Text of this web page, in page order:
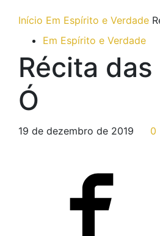
Início Em Espírito e Verdade
Em Espírito e Verdade
Récita
Ó
19 de dezembro de 2019 0